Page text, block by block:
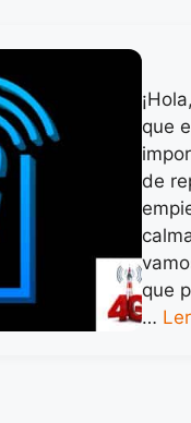
que
de
que
…